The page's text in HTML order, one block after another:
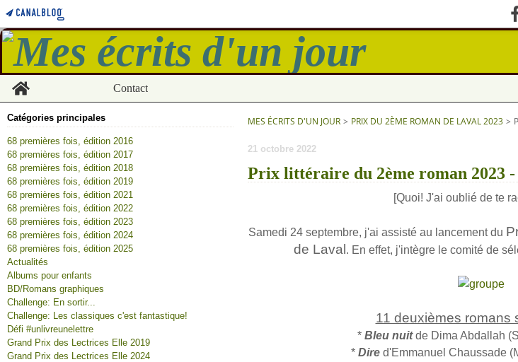
Home
Contact
Catégories principales
68 premières fois, édition 2016
68 premières fois, édition 2017
68 premières fois, édition 2018
68 premières fois, édition 2019
68 premières fois, édition 2021
68 premières fois, édition 2022
68 premières fois, édition 2023
68 premières fois, édition 2024
68 premières fois, édition 2025
Actualités
Albums pour enfants
BD/Romans graphiques
Challenge: En sortir...
Challenge: Les classiques c'est fantastique!
Défi #unlivreunelettre
Grand Prix des Lectrices Elle 2019
Grand Prix des Lectrices Elle 2024
MES ÉCRITS D'UN JOUR > PRIX DU 2ÈME ROMAN DE LAVAL 2023 >
21 octobre 2022
Prix littéraire du 2ème roman 2023
[Quoi! J'ai oublié de te
Samedi 24 septembre, j'ai assisté au lancement du
de Laval . En effet, j'intègre le comité de
11 deuxièmes romans
* Bleu nuitde Dima Abdallah
* Dire d'Emmanuel Chaussade